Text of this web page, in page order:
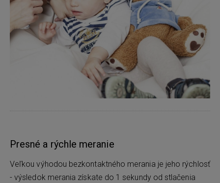
Presné a rýchle meranie
Veľkou výhodou bezkontaktného merania je jeho rýchlosť
- výsledok merania získate do 1 sekundy od stlačenia